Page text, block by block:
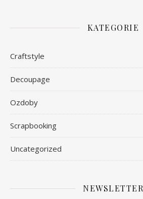
KATEGORIE
Craftstyle
Decoupage
Ozdoby
Scrapbooking
Uncategorized
NEWSLETTER